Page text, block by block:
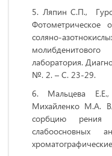
Ляпин С.П.,
Фотометрическое
соляно-
лаборатория.
№. 2. – С. 23-29.
Мальцева
Михайленко М.А.
сорбцию рения
слабоосновных